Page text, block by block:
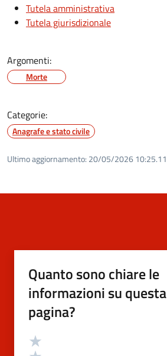
Tutela amministrativa
Tutela giurisdizionale
Argomenti:
Morte
Categorie:
Anagrafe e stato civile
Ultimo aggiornamento: 20/05/2026 10:25.11
Quanto sono chiare le
informazioni su questa
pagina?
Valutazione